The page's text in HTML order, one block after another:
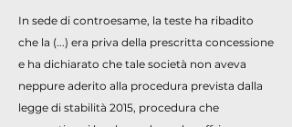
In sede di controesame, la teste ha ribadito
che la (...) era priva della prescritta concessione
e ha dichiarato che tale società non aveva
neppure aderito alla procedura prevista dalla
legge di stabilità 2015, procedura che